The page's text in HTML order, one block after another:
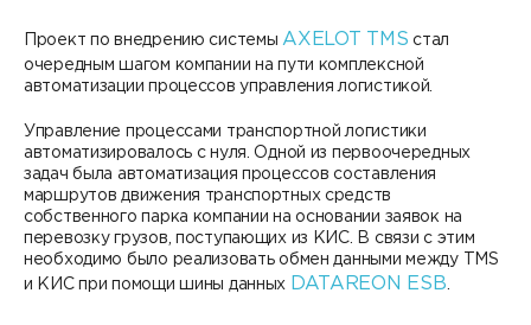
Сертификация
Старт с Вендором
Статьи
Документация
Книги DATAREON
Вебинары
Проект по внедрению системы AXELOT TMS стал
очередным шагом компании на пути комплексной
автоматизации процессов управления логистикой.
Управление процессами транспортной логистики
автоматизировалось с нуля. Одной из первоочередных
задач была автоматизация процессов составления
маршрутов движения транспортных средств
собственного парка компании на основании заявок на
перевозку грузов, поступающих из КИС. В связи с этим
необходимо было реализовать обмен данными между TMS
и КИС при помощи шины данных
DATAREON ESB